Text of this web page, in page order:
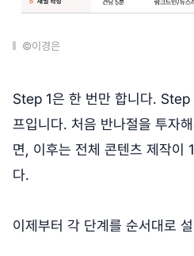
©이경은
Step 1은 한 번만 합니다.
프입니다. 처음 반나절을 투자
면, 이후는 전체 콘텐츠 제작이
다.
이제부터 각 단계를 순서대로